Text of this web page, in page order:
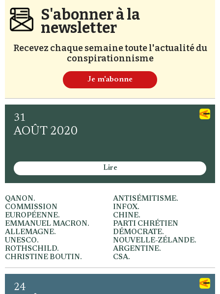
Demander à Vera
S'abonner à la
newsletter
Recevez chaque semaine toute l'actualité du
conspirationnisme
Je m'abonne
31
AOÛT 2020
Lire
QANON.
COMMISSION
EUROPÉENNE.
EMMANUEL MACRON.
ALLEMAGNE.
UNESCO.
ROTHSCHILD.
CHRISTINE BOUTIN.
ANTISÉMITISME.
INFOX.
CHINE.
PARTI CHRÉTIEN
DÉMOCRATE.
NOUVELLE-ZÉLANDE.
ARGENTINE.
CSA.
24